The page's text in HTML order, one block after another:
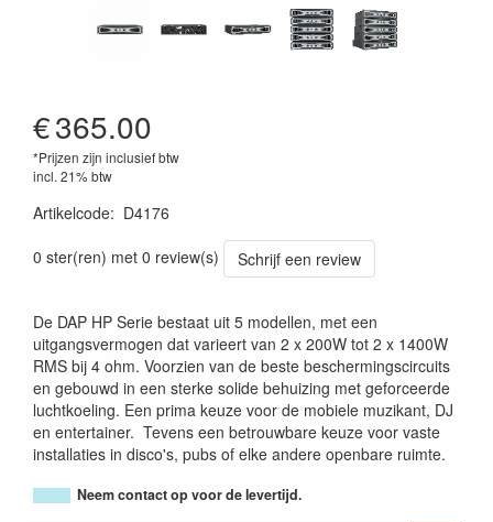
€365.00
*Prijzen zijn inclusief btw
incl. 21% btw
Artikelcode: D4176
0 ster(ren) met 0 review(s)
Schrijf een review
De DAP HP Serie bestaat uit 5 modellen, met een
uitgangsvermogen dat varieert van 2 x 200W tot 2 x 1400W
RMS bij 4 ohm. Voorzien van de beste beschermingscircuits
en gebouwd in een sterke solide behuizing met geforceerde
luchtkoeling. Een prima keuze voor de mobiele muzikant, DJ
en entertainer. Tevens een betrouwbare keuze voor vaste
installaties in disco's, pubs of elke andere openbare ruimte.
Neem contact op voor de levertijd.